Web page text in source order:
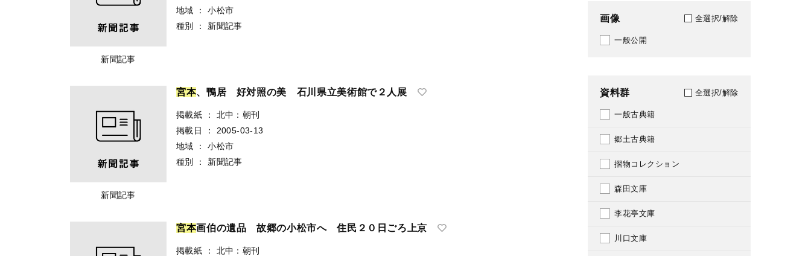
新聞記事
地域
：
小松市
種別
： 新聞記事
新聞記事
宮本、鴨居 好対照の美 石川県立美術館で２人展
掲載紙 ：
北中：朝刊
掲載日
：
2005-03-13
地域
：
小松市
種別
： 新聞記事
宮本画伯の遺品 故郷の小松市へ 住民２０日ごろ上京
掲載紙 ：
北中：朝刊
1924
1925
1927
1928
1929
1930
1931
1932
1933
画像 全選択/解除
一般公開
資料群 全選択/解除
一般古典籍
郷土古典籍
摺物コレクション
森田文庫
李花亭文庫
川口文庫